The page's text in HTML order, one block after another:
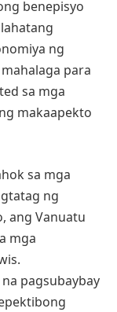
benepisyo
ng
para
sa mga
makaapekto
sa mga
ng
ang Vanuatu
mga
pagsubaybay